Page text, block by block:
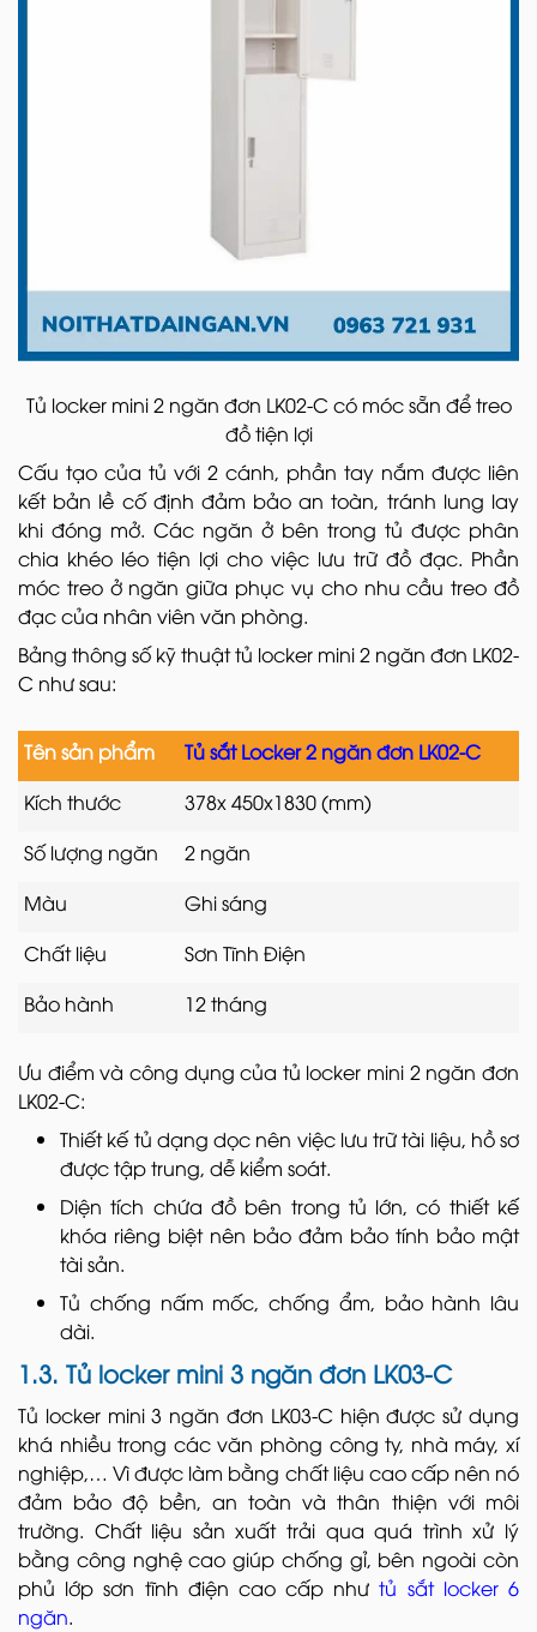
Tủ locker mini 2 ngăn đơn LK02-C có móc sẵn để treo
đồ tiện lợi
Cấu tạo của tủ với 2 cánh, phần tay nắm được liên
kết bản lề cố định đảm bảo an toàn, tránh lung lay
khi đóng mở. Các ngăn ở bên trong tủ được phân
chia khéo léo tiện lợi cho việc lưu trữ đồ đạc. Phần
móc treo ở ngăn giữa phục vụ cho nhu cầu treo đồ
đạc của nhân viên văn phòng.
Bảng thông số kỹ thuật tủ locker mini 2 ngăn đơn LK02-
C như sau:
Tên sản phẩm
Tủ sắt Locker 2 ngăn đơn LK02-C
Kích thước
378x 450x1830 (mm)
Số lượng ngăn
2 ngăn
Màu
Ghi sáng
Chất liệu
Sơn Tĩnh Điện
Bảo hành
12 tháng
Ưu điểm và công dụng của tủ locker mini 2 ngăn đơn
LK02-C:
Thiết kế tủ dạng dọc nên việc lưu trữ tài liệu, hồ sơ
được tập trung, dễ kiểm soát.
Diện tích chứa đồ bên trong tủ lớn, có thiết kế
khóa riêng biệt nên bảo đảm bảo tính bảo mật
tài sản.
Tủ chống nấm mốc, chống ẩm, bảo hành lâu
dài.
1.3. Tủ locker mini 3 ngăn đơn LK03-C
Tủ locker mini 3 ngăn đơn LK03-C hiện được sử dụng
khá nhiều trong các văn phòng công ty, nhà máy, xí
nghiệp,… Vì được làm bằng chất liệu cao cấp nên nó
đảm bảo độ bền, an toàn và thân thiện với môi
trường. Chất liệu sản xuất trải qua quá trình xử lý
bằng công nghệ cao giúp chống gỉ, bên ngoài còn
phủ lớp sơn tĩnh điện cao cấp nhưtủ sắt locker 6
ngăn.